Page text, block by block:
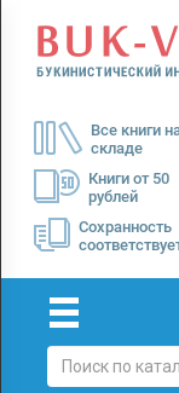
Все книги
складе
Книги от 50
рублей
Сохранность
Menu
Доставка
Оплата